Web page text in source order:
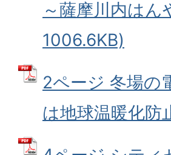
～薩摩川内は
1006.6KB)
2ページ 冬場の
は地球温暖化防